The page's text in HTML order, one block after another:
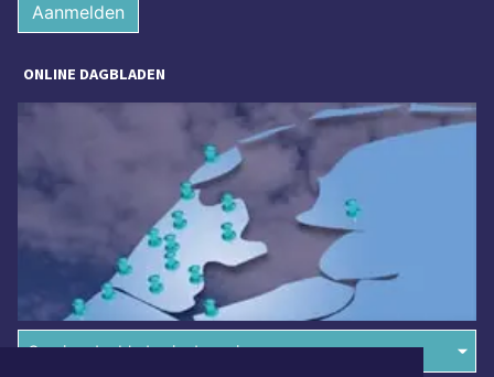
Aanmelden
ONLINE DAGBLADEN
Overige dagbladen in de regio